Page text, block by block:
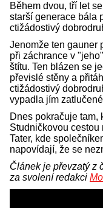
Během dvou, tří let
starší generace bála
ctižádostivý
Jenomže ten gauner
při záchrance v
štítu. Ten blázen se
převislé stěny a
ctižádostivý
vypadla jím
Dnes pokračuje tam,
Studničkovou
Tater, kde
napovídají, že se
Článek je převzatý z
za svolení redakci